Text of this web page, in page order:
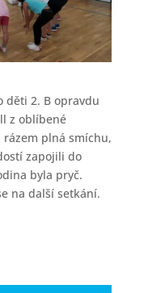
děti 2. B opravdu
z oblíbené
rázem plná smíchu,
zapojili do
byla pryč.
na další setkání.